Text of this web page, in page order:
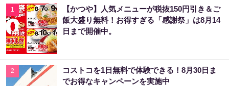
1
【かつや】人気メニューが税抜150円引き＆ご
飯大盛り無料！お得すぎる「感謝祭」は8月14
日まで開催中。
2
コストコを1日無料で体験できる！8月30日ま
でお得なキャンペーンを実施中